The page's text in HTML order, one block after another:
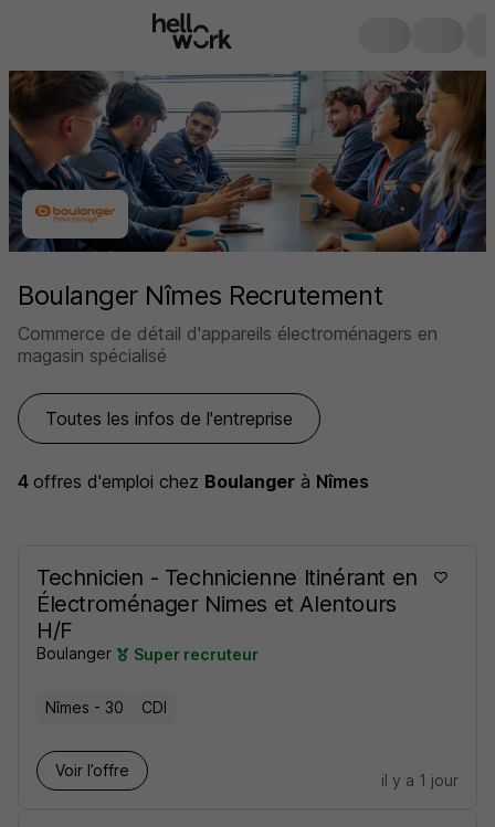
Boulanger Nîmes Recrutement
Commerce de détail d'appareils électroménagers en
magasin spécialisé
Toutes les infos de l'entreprise
4 offres d'emploi chez Boulanger à Nîmes
Technicien - Technicienne Itinérant en
Électroménager Nimes et Alentours
H/F
Boulanger Super recruteur
Nîmes - 30 CDI
Voir l’offre
il y a 1 jour